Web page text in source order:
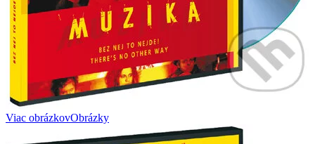
Viac obrázkovObrázky